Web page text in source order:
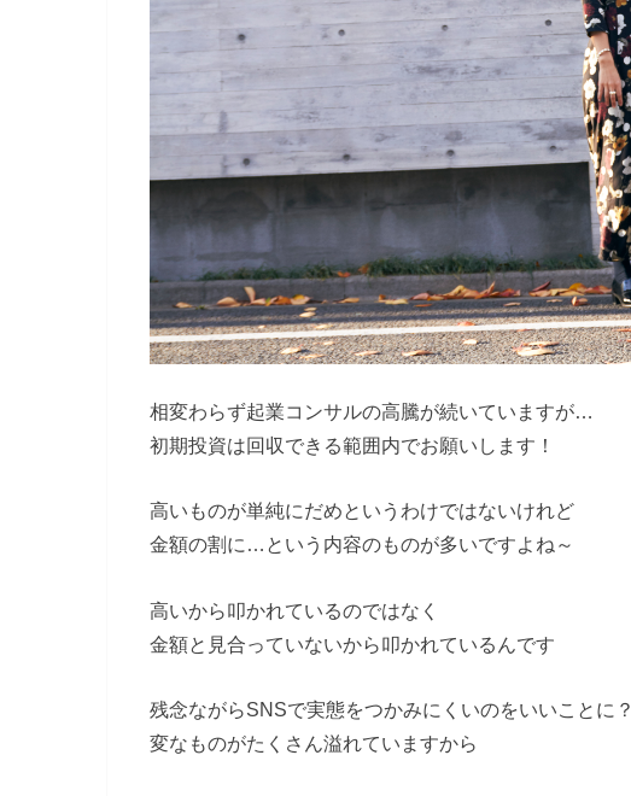
相変わらず起業コンサルの高騰が続いていますが…
初期投資は回収できる範囲内でお願いします！
高いものが単純にだめというわけではないけれど
金額の割に…という内容のものが多いですよね～
高いから叩かれているのではなく
金額と見合っていないから叩かれているんです
残念ながらSNSで実態をつかみにくいのをいいことに？
変なものがたくさん溢れていますから